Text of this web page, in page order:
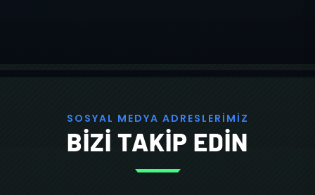
S O SYAL M EDYA AD R ES L ER İ M İ Z
BİZİ TAKİP EDİN